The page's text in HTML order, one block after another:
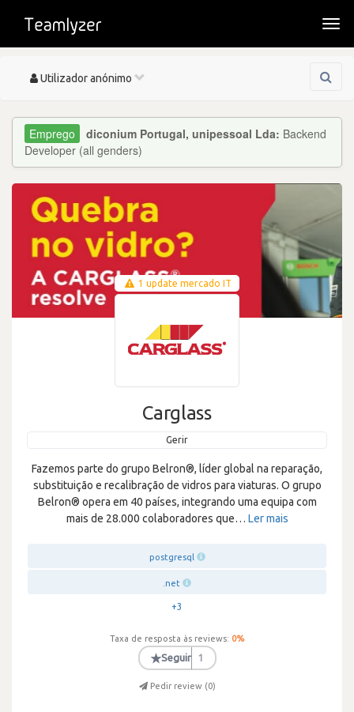
Toggle
Utilizador anónimo
diconium Portugal, unipessoal Lda: Backend
Developer (all genders)
1 update mercado IT
Carglass
Gerir
Fazemos parte do grupo Belron®, líder global na reparação,
substituição e recalibração de vidros para viaturas. O grupo
Belron® opera em 40 países, integrando uma equipa com
mais de 28.000 colaboradores que… Ler mais
postgresql
.net
+3
Taxa de resposta às reviews: 0%
★Seguir 1
Pedir review (0)